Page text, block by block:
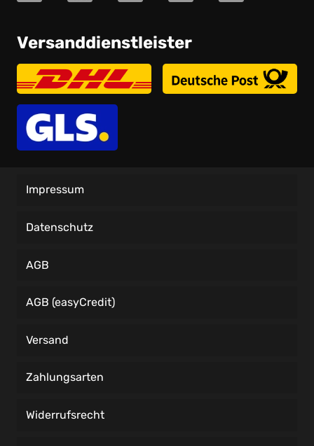
Versanddienstleister
Impressum
Datenschutz
AGB
AGB (easyCredit)
Versand
Zahlungsarten
Widerrufsrecht